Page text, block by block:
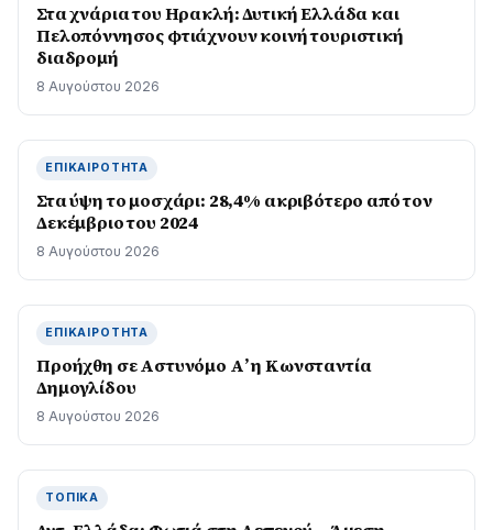
Στα χνάρια του Ηρακλή: Δυτική Ελλάδα και
Πελοπόννησος φτιάχνουν κοινή τουριστική
διαδρομή
8 Αυγούστου 2026
ΕΠΙΚΑΙΡΌΤΗΤΑ
Στα ύψη το μοσχάρι: 28,4% ακριβότερο από τον
Δεκέμβριο του 2024
8 Αυγούστου 2026
ΕΠΙΚΑΙΡΌΤΗΤΑ
Προήχθη σε Αστυνόμο Α’ η Κωνσταντία
Δημογλίδου
8 Αυγούστου 2026
ΤΟΠΙΚΆ